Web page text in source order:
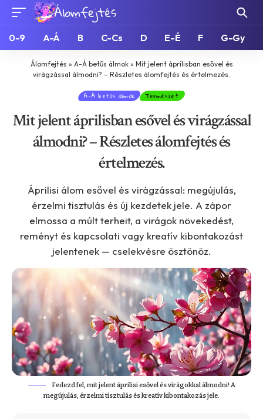
0-9 A-Á B C-Cs D E-É F G-Gy
Álomfejtés » A-Á betűs álmok» Mit jelent áprilisban esővel és
virágzással álmodni? – Részletes álomfejtés és értelmezés.
A-Á betűs álmok Természet
Mit jelent áprilisban esővel és virágzással
álmodni? – Részletes álomfejtés és
értelmezés.
Áprilisi álom esővel és virágzással: megújulás,
érzelmi tisztulás és új kezdetek jele. A zápor
elmossa a múlt terheit, a virágok növekedést,
reményt és kapcsolati vagy kreatív kibontakozást
jelentenek — cselekvésre ösztönöz.
Fedezd fel, mit jelent áprilisi esővel és virágokkal álmodni! A
megújulás, érzelmi tisztulás és kreatív kibontakozás jele.